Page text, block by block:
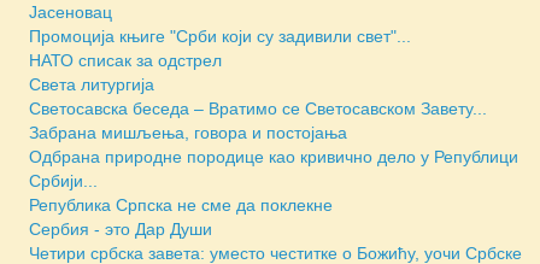
Јасеновац
Промоција књиге "Срби који су задивили свет"...
НАТО списак за одстрел
Света литургија
Светосавска беседа – Вратимо се Светосавском Завету...
Забрана мишљења, говора и постојања
Одбрана природне породице као кривично дело у Републици
Србији...
Република Српска не сме да поклекне
Сербия - это Дар Души
Четири србска завета: уместо честитке о Божићу, уочи Србске